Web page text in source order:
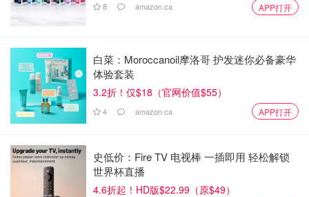
8 amazon.ca APP打开
白菜：Moroccanoil摩洛哥 护发迷你必备豪华
体验套装
3.2折！仅$18（官网价值$55）
4 amazon.ca APP打开
史低价：Fire TV 电视棒 一插即用 轻松解锁
世界杯直播
4.6折起！HD版$22.99（原$49）